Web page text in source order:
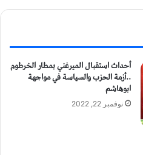
أحداث استقبال الميرغني بمطار الخرطوم
..أزمة الحزب والسياسة في مواجهة
ابوهاشم
نوفمبر 22, 2022